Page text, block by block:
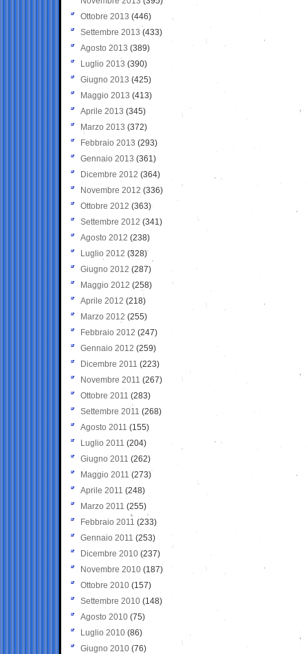
Ottobre 2013 (446)
Settembre 2013 (433)
Agosto 2013 (389)
Luglio 2013 (390)
Giugno 2013 (425)
Maggio 2013 (413)
Aprile 2013 (345)
Marzo 2013 (372)
Febbraio 2013 (293)
Gennaio 2013 (361)
Dicembre 2012 (364)
Novembre 2012 (336)
Ottobre 2012 (363)
Settembre 2012 (341)
Agosto 2012 (238)
Luglio 2012 (328)
Giugno 2012 (287)
Maggio 2012 (258)
Aprile 2012 (218)
Marzo 2012 (255)
Febbraio 2012 (247)
Gennaio 2012 (259)
Dicembre 2011 (223)
Novembre 2011 (267)
Ottobre 2011 (283)
Settembre 2011 (268)
Agosto 2011 (155)
Luglio 2011 (204)
Giugno 2011 (262)
Maggio 2011 (273)
Aprile 2011 (248)
Marzo 2011 (255)
Febbraio 2011 (233)
Gennaio 2011 (253)
Dicembre 2010 (237)
Novembre 2010 (187)
Ottobre 2010 (157)
Settembre 2010 (148)
Agosto 2010 (75)
Luglio 2010 (86)
Giugno 2010 (76)